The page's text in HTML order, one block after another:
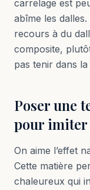
carrelage est
abîme les
recours à du
composite,
pas tenir dans la
Poser une
pour imiter
On aime l’effet
Cette matière
chaleureux qui